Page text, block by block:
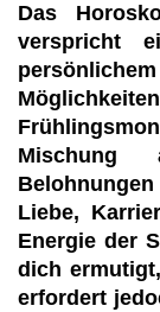
Das
verspricht
Mischung
Liebe,
Energie der
dich
erfordert